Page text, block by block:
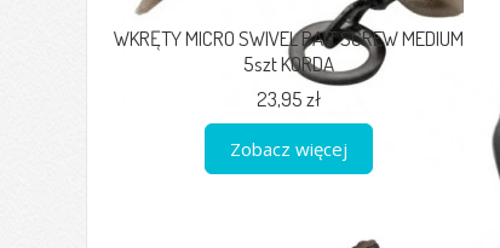
WKRĘTY MICRO SWIVEL BAIT SCREW MEDIUM
5szt KORDA
23,95 zł
Zobacz więcej